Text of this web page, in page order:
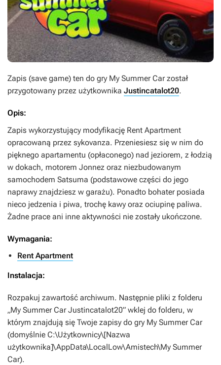
Zapis (save game) ten do gry My Summer Carzostał
przygotowany przez użytkownika Justincatalot20.
Opis:
Zapis wykorzystujący modyfikację Rent Apartment
opracowaną przez sykovanza. Przeniesiesz się w nim do
pięknego apartamentu (opłaconego) nad jeziorem, z łodzią
w dokach, motorem Jonnez oraz niezbudowanym
samochodem Satsuma (podstawowe części do jego
naprawy znajdziesz w garażu). Ponadto bohater posiada
nieco jedzenia i piwa, trochę kawy oraz ociupinę paliwa.
Żadne prace ani inne aktywności nie zostały ukończone.
Wymagania:
Rent Apartment
Instalacja:
Rozpakuj zawartość archiwum. Następnie pliki z folderu
„My Summer Car Justincatalot20” wklej do folderu, w
którym znajdują się Twoje zapisy do gry My Summer Car
(domyślnie C:\Użytkownicy\[Nazwa
użytkownika]\AppData\LocalLow\Amistech\My Summer
Car).